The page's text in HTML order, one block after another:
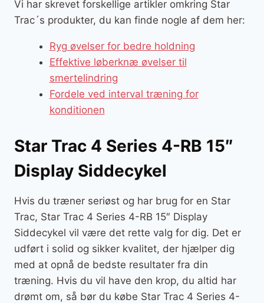
Vi har skrevet forskellige artikler omkring Star
Trac´s produkter, du kan finde nogle af dem her:
Ryg øvelser for bedre holdning
Effektive løberknæ øvelser til
smertelindring
Fordele ved interval træning for
konditionen
Star Trac 4 Series 4-RB 15″
Display Siddecykel
Hvis du træner seriøst og har brug for en Star
Trac, Star Trac 4 Series 4-RB 15″ Display
Siddecykel vil være det rette valg for dig. Det er
udført i solid og sikker kvalitet, der hjælper dig
med at opnå de bedste resultater fra din
træning. Hvis du vil have den krop, du altid har
drømt om, så bør du købe Star Trac 4 Series 4-